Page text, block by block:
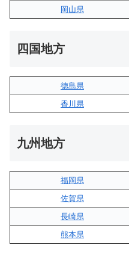
岡山県
四国地方
徳島県
香川県
九州地方
福岡県
佐賀県
長崎県
熊本県